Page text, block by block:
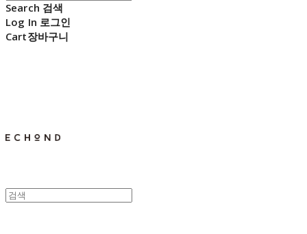
Search 검색
Log In 로그인
Cart장바구니